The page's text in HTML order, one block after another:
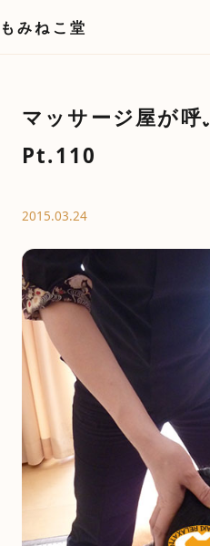
もみねこ堂
マッサージ屋が
Pt.110
2015.03.24